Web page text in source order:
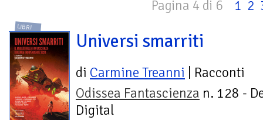
Pagina 4 di 6 1 2
LIBRI
Universi smarriti
di Carmine Treanni | Racconti
Odissea Fantascienza n. 128 -
Digital